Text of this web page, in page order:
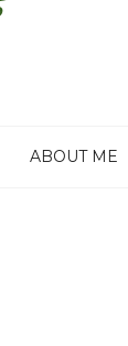
ABOUT ME